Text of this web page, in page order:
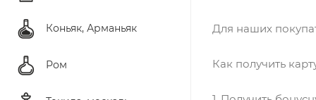
Коньяк, Арманьяк
Ром
Для наших
Как получить